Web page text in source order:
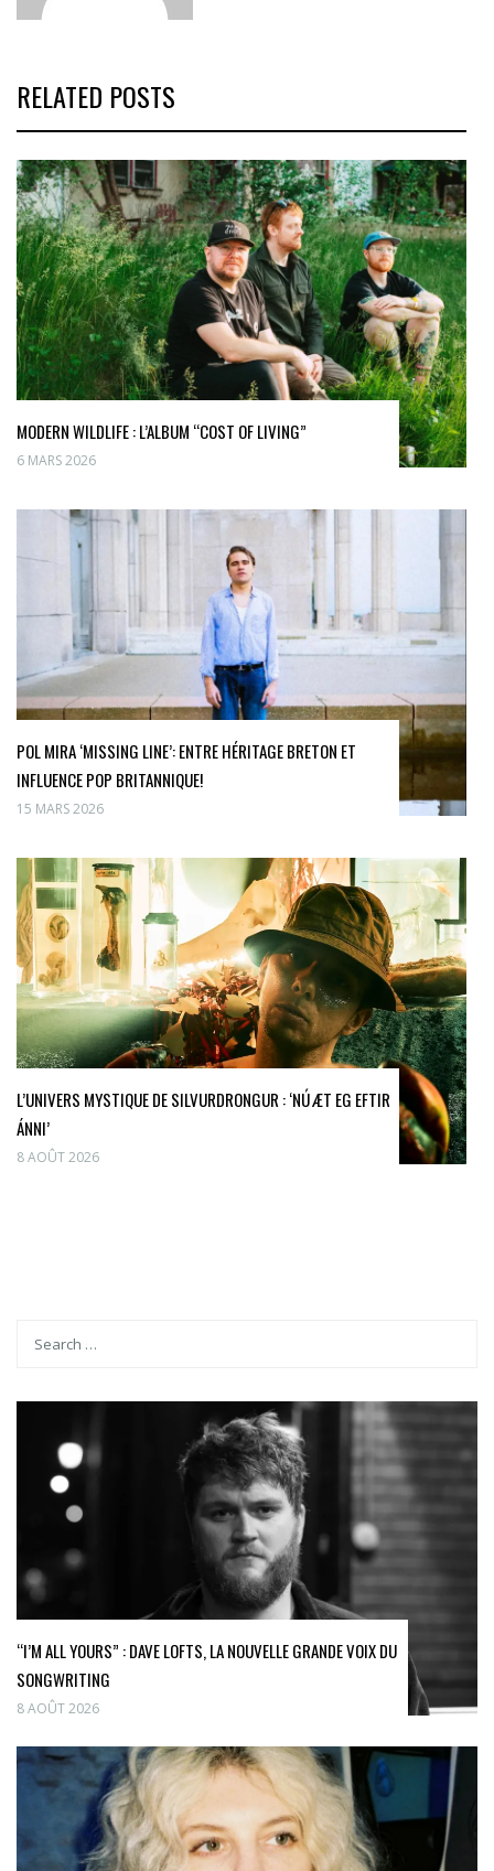
RELATED POSTS
MODERN WILDLIFE : L’ALBUM “COST OF LIVING”
6 MARS 2026
POL MIRA ‘MISSING LINE’: ENTRE HÉRITAGE BRETON ET
INFLUENCE POP BRITANNIQUE!
15 MARS 2026
L’UNIVERS MYSTIQUE DE SILVURDRONGUR : ‘NÚ ÆT EG EFTIR
ÁNNI’
8 AOÛT 2026
“I’M ALL YOURS” : DAVE LOFTS, LA NOUVELLE GRANDE VOIX DU
SONGWRITING
8 AOÛT 2026